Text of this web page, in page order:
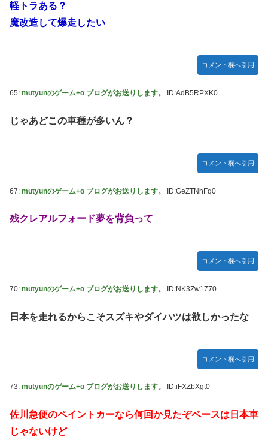
軽トラある？
魔改造して爆走したい
コメント欄へ引用
65: mutyunのゲーム+α ブログがお送りします。 ID:AdB5RPXK0
じゃあどこの車種が多いん？
コメント欄へ引用
67: mutyunのゲーム+α ブログがお送りします。 ID:GeZTNhFq0
残クレアルフォード夢を背負って
コメント欄へ引用
70: mutyunのゲーム+α ブログがお送りします。 ID:NK3Zw1770
日本を走れるからこそスズキやダイハツは欲しかったな
コメント欄へ引用
73: mutyunのゲーム+α ブログがお送りします。 ID:iFXZbXgt0
佐川急便のペイントカーなら何回か見たぞベースは日本車
じゃないけど